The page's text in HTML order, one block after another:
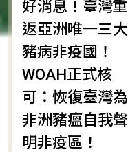
好消息！臺灣重
返亞洲唯一三大
豬病非疫國！
WOAH正式核
可：恢復臺灣為
非洲豬瘟自我聲
明非疫區！